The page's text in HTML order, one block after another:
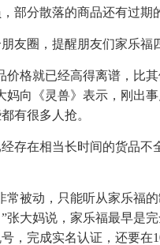
部分散落的商品还有过期
友圈，提醒朋友们家乐福
价格就已经高得离谱，比
妈向《灵兽》表示，刚出
有很多人抢。
存在相当长时间的货品
常被动，只能听从家乐福
张大妈说，家乐福最早是
，完成实名认证，还要